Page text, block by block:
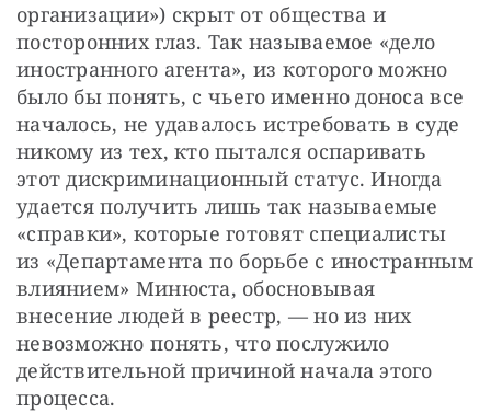
организации») скрыт от общества и
посторонних глаз. Так называемое «дело
иностранного агента», из которого можно
было бы понять, с чьего именно доноса все
началось, не удавалось истребовать в суде
никому из тех, кто пытался оспаривать
этот дискриминационный статус. Иногда
удается получить лишь так называемые
«справки», которые готовят специалисты
из «Департамента по борьбе с иностранным
влиянием» Минюста, обосновывая
внесение людей в реестр, — но из них
невозможно понять, что послужило
действительной причиной начала этого
процесса.